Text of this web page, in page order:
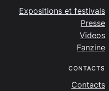
Expositions et festivals
Presse
Videos
Fanzine
CONTACTS
Contacts